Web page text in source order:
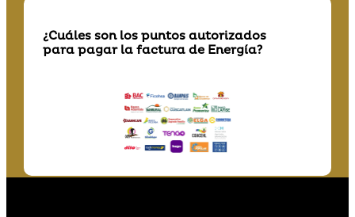
¿Cuáles son los puntos autorizados
para pagar la factura de Energía?